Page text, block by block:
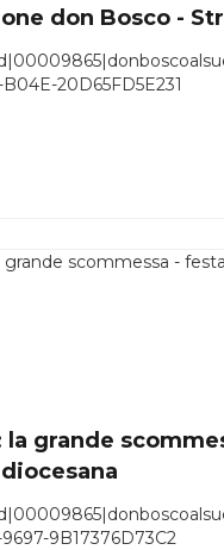
don Bosco -
20D65FD5E231
la grande
9B17376D73C2